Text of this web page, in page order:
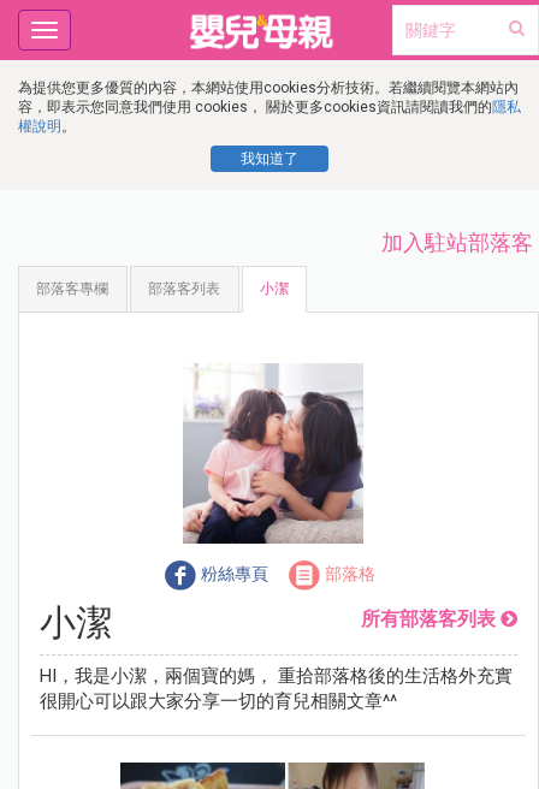
為提供您更多優質的內容，本網站使用cookies分析技術。若繼續閱覽本網站內
容，即表示您同意我們使用 cookies， 關於更多cookies資訊請閱讀我們的隱私
權說明 。
我知道了
Toggle
navigation
加入駐站部落客
部落客專欄 部落客列表 小潔
粉絲專頁 部落格
小潔 所有部落客列表
HI，我是小潔，兩個寶的媽， 重拾部落格後的生活格外充實
很開心可以跟大家分享一切的育兒相關文章^^